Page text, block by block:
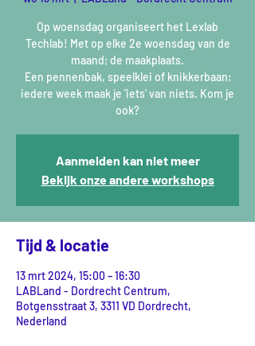
Op woensdag organiseert het Lexlab
Techlab! Met op elke 2e woensdag van de
maand; de maakplaats.
Een pennenbak, speelklei of knikkerbaan;
iedere week maak je 'iets' van niets. Kom je
ook?
Aanmelden kan niet meer
Bekijk onze andere workshops
Tijd & locatie
13 mrt 2024, 15:00 – 16:30
LABLand - Dordrecht Centrum,
Botgensstraat 3, 3311 VD Dordrecht,
Nederland